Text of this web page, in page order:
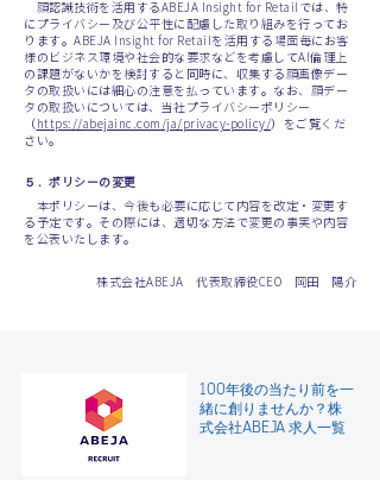
顔認識技術を活用するABEJA Insight for Retailでは、特
にプライバシー及び公平性に配慮した取り組みを行ってお
ります。ABEJA Insight for Retailを活用する場面毎にお客
様のビジネス環境や社会的な要求などを考慮してAI倫理上
の課題がないかを検討すると同時に、収集する顔画像デー
タの取扱いには細心の注意を払っています。なお、顔デー
タの取扱いについては、当社プライバシーポリシー
（ https://abejainc.com/ja/privacy-policy/）をご覧くだ
さい。
５．ポリシーの変更
本ポリシーは、今後も必要に応じて内容を改定・変更す
る予定です。その際には、適切な方法で変更の事実や内容
を公表いたします。
株式会社ABEJA 代表取締役CEO 岡田 陽介
100年後の当たり前を一
緒に創りませんか？ 株
式会社ABEJA 求人一覧